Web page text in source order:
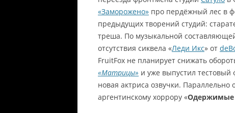
«Заморожено» про пердёжный лес в
предыдущих творений студий:
треша. По музыкальной
отсутствия сиквела «Леди Икс» от
FruitFox не планирует снижать
«Матрицы» и уже выпустил
новая актриса озвучки. Параллельно
аргентинскому хоррору «Одержимые